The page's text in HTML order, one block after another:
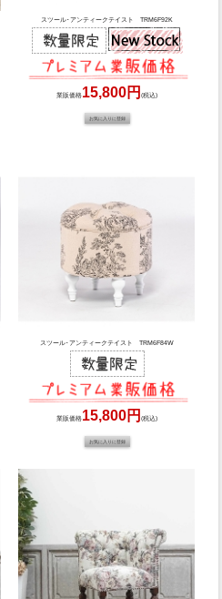
スツール･アンティークテイスト TRM6F92K
業販価格15,800円(税込)
スツール･アンティークテイスト TRM6F84W
業販価格15,800円(税込)